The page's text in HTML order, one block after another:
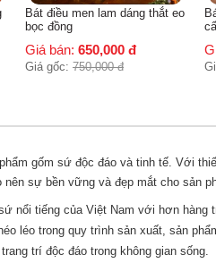
Bát điều men lam dáng thắt eo
bọc đồng
Giá bán: 650,000 đ
Giá gốc: 750,000 đ
gốm sứ độc đáo và tinh tế. Với
sự bền vững và đẹp mắt cho sản
nổi tiếng của Việt Nam với hơn hàng
léo trong quy trình sản xuất, sản
trí độc đáo trong không gian sống.